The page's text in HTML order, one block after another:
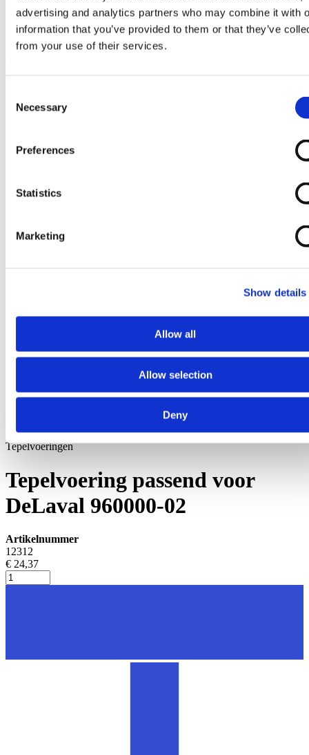
advertising and analytics partners who may combine it with
information that you’ve provided to them or that they’ve
from your use of their services.
Selection
Necessary
Preferences
Statistics
Marketing
Show details
Allow all
Allow selection
Deny
Melkmachine
Tepelvoeringen
Tepelvoering passend voor DeLaval 960000-02
Ga naar het begin van de afbeeldingen-gallerij
Tepelvoeringen
Tepelvoering passend voor
DeLaval 960000-02
Artikelnummer
12312
€ 24,37